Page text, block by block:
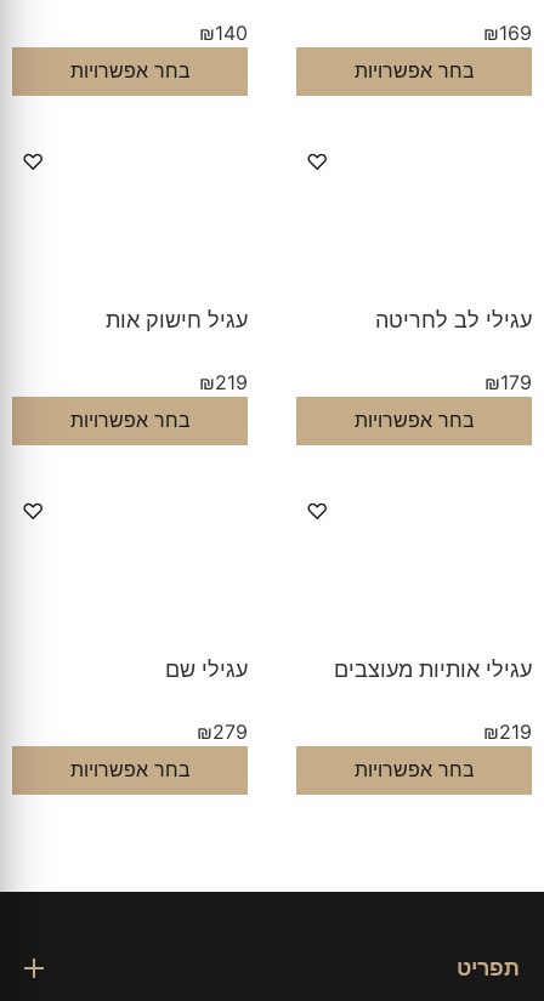
₪169
בחר אפשרויות
₪140
בחר אפשרויות
♡
עגילי לב לחריטה
₪179
בחר אפשרויות
♡
עגיל חישוק אות
₪219
בחר אפשרויות
♡
עגילי אותיות מעוצבים
₪219
בחר אפשרויות
♡
עגילי שם
₪279
בחר אפשרויות
תפריט